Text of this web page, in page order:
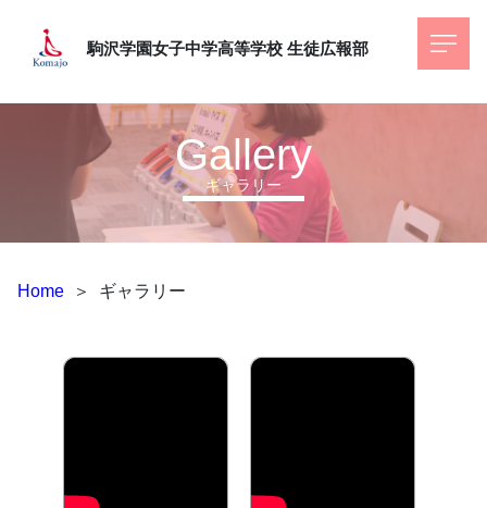
駒沢学園女子中学高等学校 生徒広報部
ギャラリー
Gallery
Home ＞ ギャラリー